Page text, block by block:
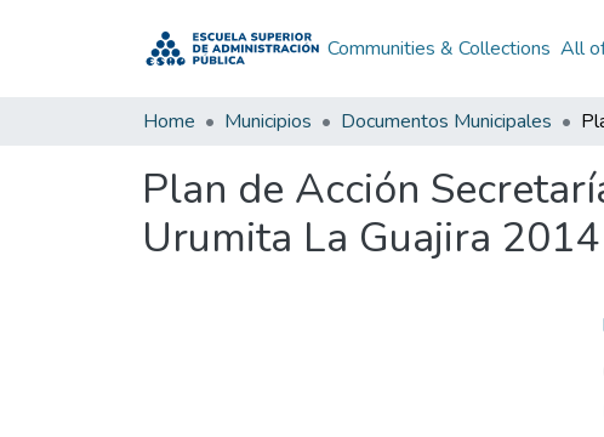
Communities & Collections All
Home Municipios Documentos Municipales
Plan de Acción
Urumita La Guajira 2014